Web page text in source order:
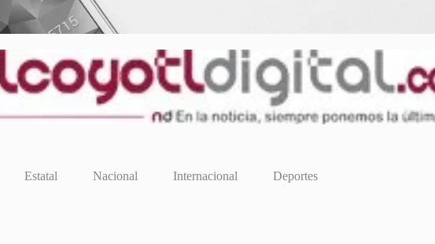
Estatal Nacional Internacional Deportes